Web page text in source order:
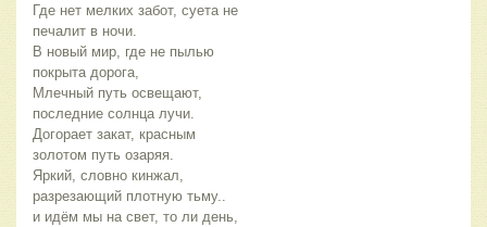
Где нет мелких забот, суета не
печалит в ночи.
В новый мир, где не пылью
покрыта дорога,
Млечный путь освещают,
последние солнца лучи.
Догорает закат, красным
золотом путь озаряя.
Яркий, словно кинжал,
разрезающий плотную тьму..
и идём мы на свет, то ли день,